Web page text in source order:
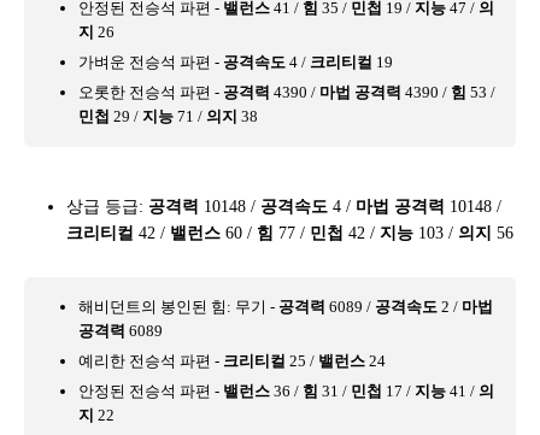
안정된 전승석 파편 - 밸런스 41 / 힘 35 / 민첩 19 / 지능 47 / 의
지 26
가벼운 전승석 파편 - 공격속도 4 / 크리티컬 19
오롯한 전승석 파편 - 공격력 4390 / 마법 공격력 4390 / 힘 53 /
민첩 29 / 지능 71 / 의지 38
상급 등급: 공격력 10148 / 공격속도 4 / 마법 공격력 10148 /
크리티컬 42 / 밸런스 60 / 힘 77 / 민첩 42 / 지능 103 / 의지 56
해비던트의 봉인된 힘: 무기 - 공격력 6089 / 공격속도 2 / 마법
공격력 6089
예리한 전승석 파편 - 크리티컬 25 / 밸런스 24
안정된 전승석 파편 - 밸런스 36 / 힘 31 / 민첩 17 / 지능 41 / 의
지 22